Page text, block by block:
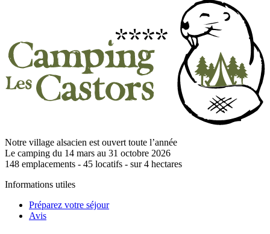
Notre village alsacien est ouvert toute l’année
Le camping du 14 mars au 31 octobre 2026
148 emplacements - 45 locatifs - sur4 hectares
Informations utiles
Préparez votre séjour
Avis